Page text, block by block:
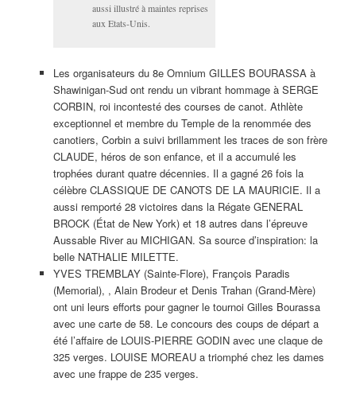
aussi illustré à maintes reprises
aux Etats-Unis.
Les organisateurs du 8e Omnium GILLES BOURASSA à
Shawinigan-Sud ont rendu un vibrant hommage à SERGE
CORBIN, roi incontesté des courses de canot. Athlète
exceptionnel et membre du Temple de la renommée des
canotiers, Corbin a suivi brillamment les traces de son frère
CLAUDE, héros de son enfance, et il a accumulé les
trophées durant quatre décennies. Il a gagné 26 fois la
célèbre CLASSIQUE DE CANOTS DE LA MAURICIE. Il a
aussi remporté 28 victoires dans la Régate GENERAL
BROCK (État de New York) et 18 autres dans l’épreuve
Aussable River au MICHIGAN. Sa source d’inspiration: la
belle NATHALIE MILETTE.
YVES TREMBLAY (Sainte-Flore), François Paradis
(Memorial), , Alain Brodeur et Denis Trahan (Grand-Mère)
ont uni leurs efforts pour gagner le tournoi Gilles Bourassa
avec une carte de 58. Le concours des coups de départ a
été l’affaire de LOUIS-PIERRE GODIN avec une claque de
325 verges. LOUISE MOREAU a triomphé chez les dames
avec une frappe de 235 verges.